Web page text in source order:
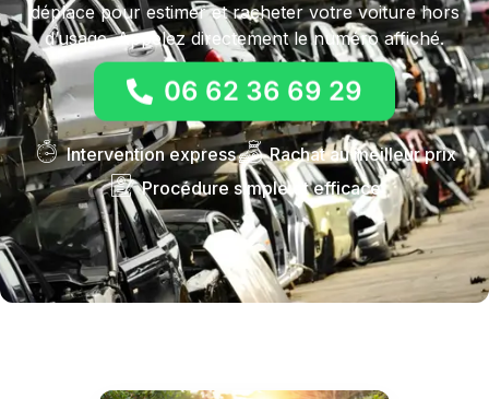
déplace pour estimer et racheter votre voiture hors
d’usage. Appelez directement le numéro affiché.
06 62 36 69 29
Intervention express
Rachat au meilleur prix
Procédure simple et efficace